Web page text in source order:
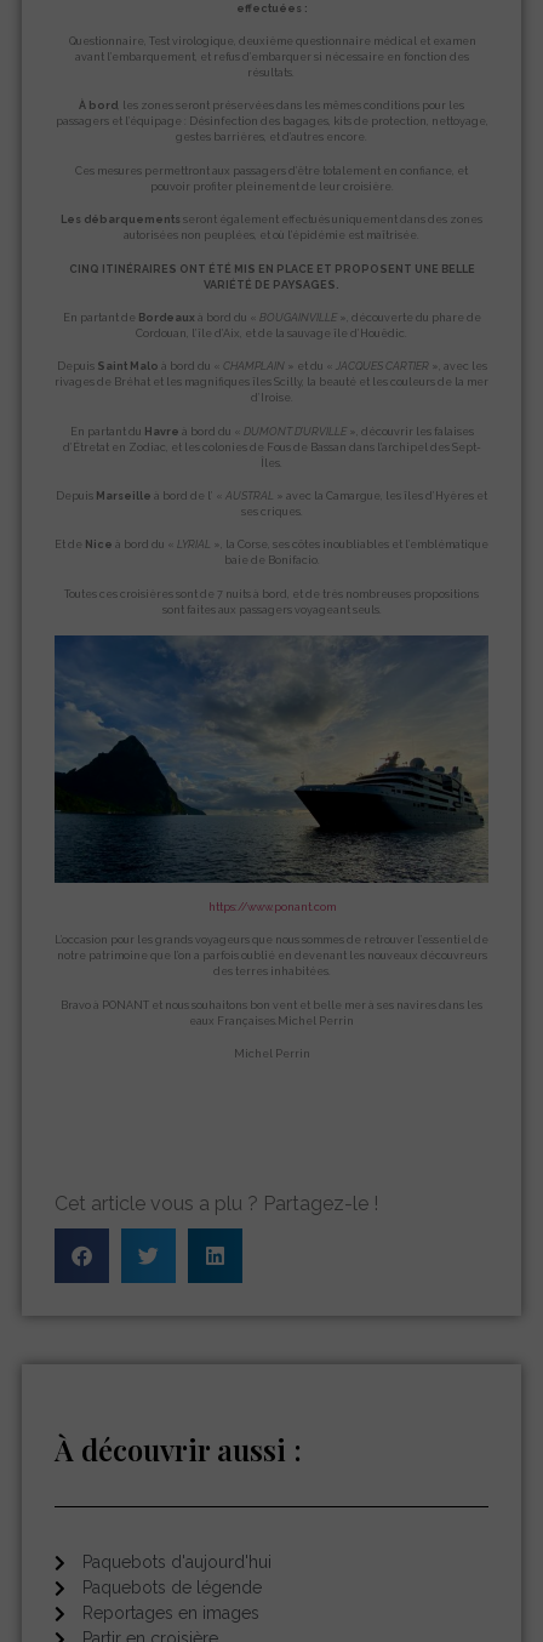
effectuées :
Questionnaire, Test virologique, deuxième questionnaire médical et examen
avant l’embarquement, et refus d’embarquer si nécessaire en fonction des
résultats.
À bord , les zones seront préservées dans les mêmes conditions pour les
passagers et l’équipage : Désinfection des bagages, kits de protection, nettoyage,
gestes barrières, et d’autres encore.
Ces mesures permettront aux passagers d’être totalement en confiance, et
pouvoir profiter pleinement de leur croisière.
Les débarquements seront également effectués uniquement dans des zones
autorisées non peuplées, et où l’épidémie est maîtrisée.
CINQ ITINÉRAIRES ONT ÉTÉ MIS EN PLACE ET PROPOSENT UNE BELLE
VARIÉTÉ DE PAYSAGES.
En partant de Bordeaux à bord du « BOUGAINVILLE», découverte du phare de
Cordouan, l’île d’Aix, et de la sauvage île d’Houëdic.
Depuis Saint Malo à bord du « CHAMPLAIN» et du « JACQUES CARTIER », avec les
rivages de Bréhat et les magnifiques îles Scilly, la beauté et les couleurs de la mer
d’Iroise.
En partant du Havre à bord du « DUMONT D’URVILLE», découvrir les falaises
d’Étretat en Zodiac, et les colonies de Fous de Bassan dans l’archipel des Sept-
Îles.
Depuis Marseille à bord de l’ « AUSTRAL » avec la Camargue, les îles d’Hyères et
ses criques.
Et de Nice à bord du « LYRIAL », la Corse, ses côtes inoubliables et l’emblématique
baie de Bonifacio.
Toutes ces croisières sont de 7 nuits à bord, et de très nombreuses propositions
sont faites aux passagers voyageant seuls.
https://www.ponant.com
L’occasion pour les grands voyageurs que nous sommes de retrouver l’essentiel de
notre patrimoine que l’on a parfois oublié en devenant les nouveaux découvreurs
des terres inhabitées.
Bravo à PONANT et nous souhaitons bon vent et belle mer à ses navires dans les
eaux Françaises.Michel Perrin
Michel Perrin
Cet article vous a plu ? Partagez-le !
À découvrir aussi :
Paquebots d'aujourd'hui
Paquebots de légende
Reportages en images